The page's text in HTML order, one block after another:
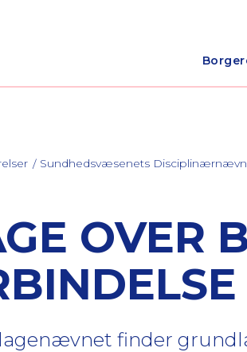
Sundhedsvæsenets Disciplinærnævn
OVER
finder